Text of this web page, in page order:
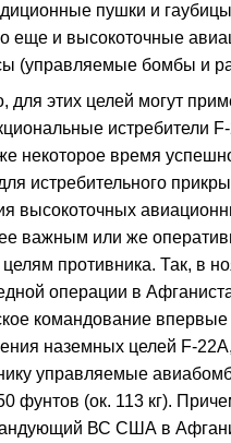
пушки и
еще и высокоточные
(управляемые бомбы и
для этих целей могут
истребители
некоторое время
истребительного
высокоточных
важным или же
противника. Так, в
операции в
командование впервые
наземных целей F-
управляемые
фунтов (ок. 113 кг).
ВС США в